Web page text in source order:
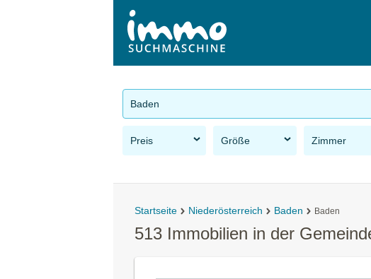
Baden
Preis Größe Zimmer
Startseite Niederösterreich Baden Baden
513 Immobilien in der